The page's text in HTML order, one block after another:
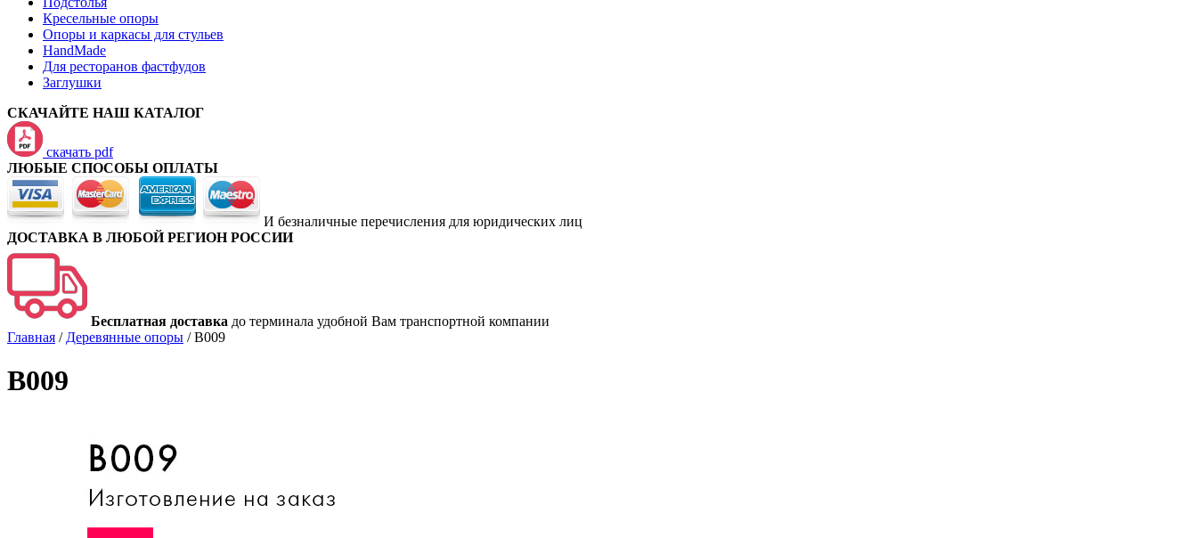
Кресельные опоры
Опоры и каркасы для стульев
HandMade
Для ресторанов фастфудов
Заглушки
СКАЧАЙТЕ НАШ КАТАЛОГ
скачать pdf
ЛЮБЫЕ СПОСОБЫ ОПЛАТЫ
И безналичные перечисления для юридических лиц
ДОСТАВКА В ЛЮБОЙ РЕГИОН РОССИИ
Бесплатная доставка до терминала удобной Вам транспортной компании
Главная / Деревянные опоры /B009
B009